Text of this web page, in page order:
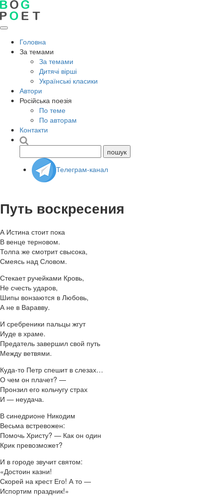
Головна
За темами
За темами
Дитячі вірші
Українські класики
Автори
Російська поезія
По теме
По авторам
Контакти
Телеграм-канал
Путь воскресения
А Истина стоит пока
В венце терновом.
Толпа же смотрит свысока,
Смеясь над Словом.
Стекает ручейками Кровь,
Не счесть ударов,
Шипы вонзаются в Любовь,
А не в Варавву.
И сребреники пальцы жгут
Иуде в храме.
Предатель завершил свой путь
Между ветвями.
Куда-то Петр спешит в слезах…
О чем он плачет? —
Пронзил его кольчугу страх
И — неудача.
В синедрионе Никодим
Весьма встревожен:
Помочь Христу? — Как он один
Крик превозможет?
И в городе звучит святом:
«Достоин казни!
Скорей на крест Его! А то —
Испортим праздник!»